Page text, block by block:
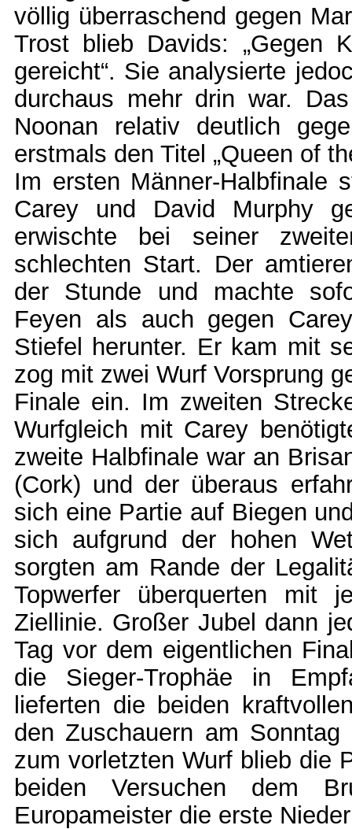
völlig überraschend gegen
Trost blieb Davids: „Gegen
gereicht“. Sie analysierte
durchaus mehr drin war.
Noonan relativ deutlich
erstmals den Titel „Queen of
Im ersten Männer-Halbfinale
Carey und David Murphy
erwischte bei seiner
schlechten Start. Der
der Stunde und machte
Feyen als auch gegen
Stiefel herunter. Er kam mit
zog mit zwei Wurf Vorsprung
Finale ein. Im zweiten
Wurfgleich mit Carey
zweite Halbfinale war an
(Cork) und der überaus
sich eine Partie auf Biegen
sich aufgrund der hohen
sorgten am Rande der
Topwerfer überquerten mit
Ziellinie. Großer Jubel dann
Tag vor dem eigentlichen
die Sieger-Trophäe in
lieferten die beiden
den Zuschauern am
zum vorletzten Wurf blieb die
beiden Versuchen dem
Europameister die erste